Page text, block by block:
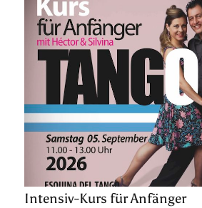
Intensiv-Kurs für Anfänger